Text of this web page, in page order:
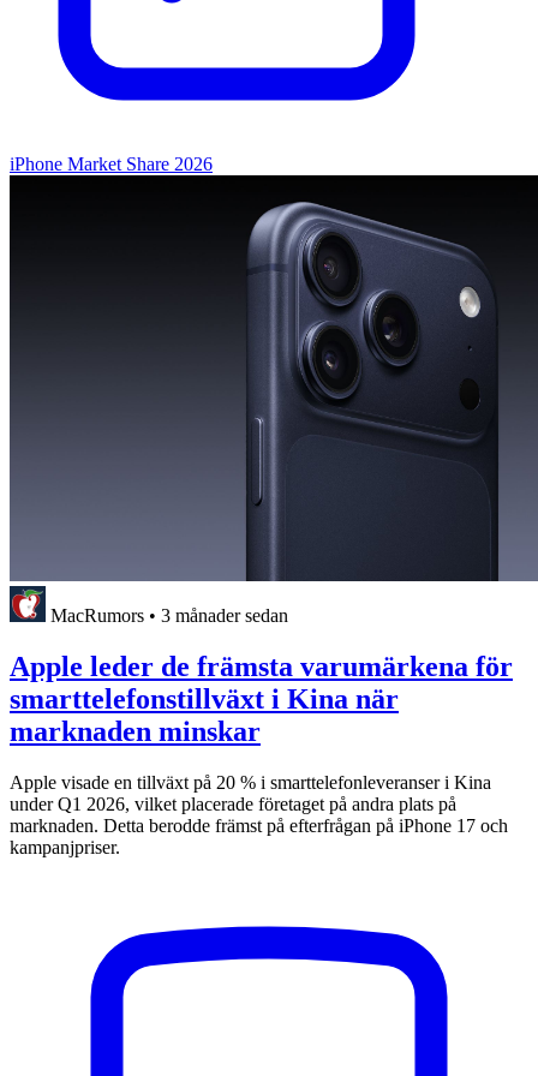
iPhone Market Share 2026
MacRumors • 3 månader sedan
Apple leder de främsta varumärkena för
smarttelefonstillväxt i Kina när
marknaden minskar
Apple visade en tillväxt på 20 % i smarttelefonleveranser i Kina
under Q1 2026, vilket placerade företaget på andra plats på
marknaden. Detta berodde främst på efterfrågan på iPhone 17 och
kampanjpriser.